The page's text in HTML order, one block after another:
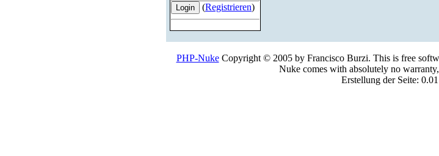
(Registrieren)
PHP-NukeCopyright © 2005 by Francisco Burzi. This is free
Nuke comes with absolutely no
Erstellung der Seite: